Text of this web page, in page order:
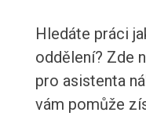
Hledáte práci
oddělení? Zde
pro asistenta
vám pomůže